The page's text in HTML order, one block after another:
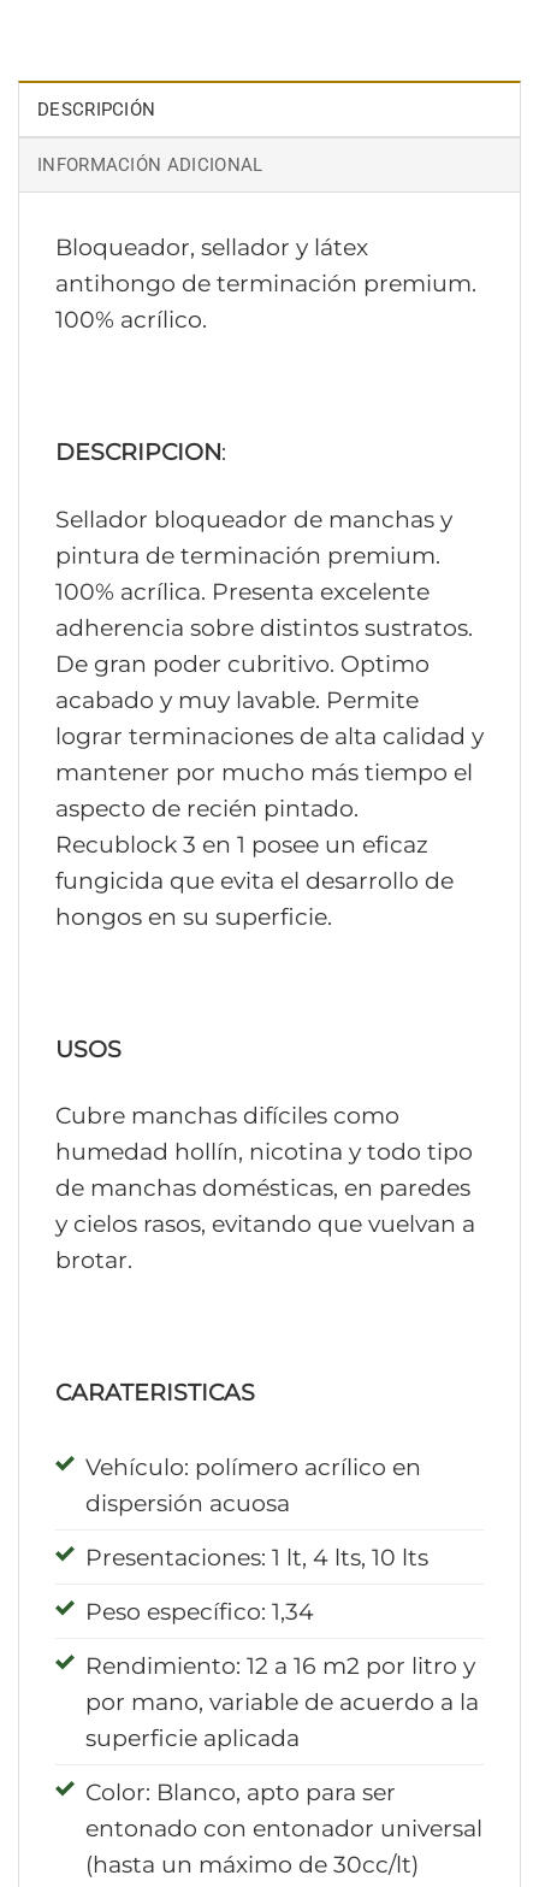
DESCRIPCIÓN
INFORMACIÓN ADICIONAL
Bloqueador, sellador y látex
antihongo de terminación premium.
100% acrílico.
DESCRIPCION:
Sellador bloqueador de manchas y
pintura de terminación premium.
100% acrílica. Presenta excelente
adherencia sobre distintos sustratos.
De gran poder cubritivo. Optimo
acabado y muy lavable. Permite
lograr terminaciones de alta calidad y
mantener por mucho más tiempo el
aspecto de recién pintado.
Recublock 3 en 1 posee un eficaz
fungicida que evita el desarrollo de
hongos en su superficie.
USOS
Cubre manchas difíciles como
humedad hollín, nicotina y todo tipo
de manchas domésticas, en paredes
y cielos rasos, evitando que vuelvan a
brotar.
CARATERISTICAS
Vehículo: polímero acrílico en
dispersión acuosa
Presentaciones: 1 lt, 4 lts, 10 lts
Peso específico: 1,34
Rendimiento: 12 a 16 m2 por litro y
por mano, variable de acuerdo a la
superficie aplicada
Color: Blanco, apto para ser
entonado con entonador universal
(hasta un máximo de 30cc/lt)